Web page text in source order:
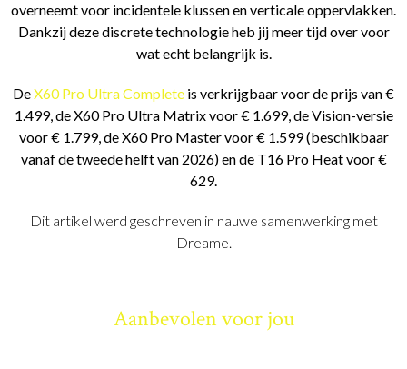
overneemt voor incidentele klussen en verticale oppervlakken.
Dankzij deze discrete technologie heb jij meer tijd over voor
wat echt belangrijk is.
DeX60 Pro Ultra Complete is verkrijgbaar voor de prijs van €
1.499, de X60 Pro Ultra Matrix voor € 1.699, de Vision-versie
voor € 1.799, de X60 Pro Master voor € 1.599 (beschikbaar
vanaf de tweede helft van 2026) en de T16 Pro Heat voor €
629.
Dit artikel werd geschreven in nauwe samenwerking met
Dreame.
Aanbevolen voor jou